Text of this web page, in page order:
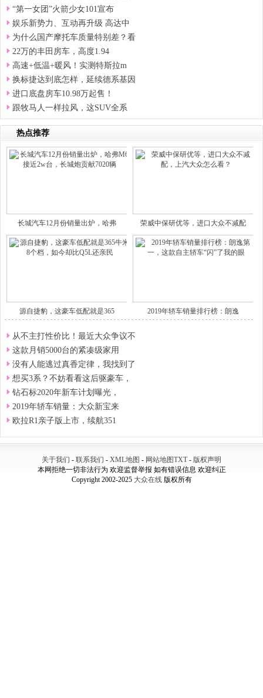
“第一女团”火箭少女101宣布
娱乐新势力、互动再升级 高达中
为什么国产摩托车质量特别差？看
22万的丰田房车，高度1.94
高速+低温+暖风！实测特斯拉m
换标捷达到底怎样，延续德系基因
进口底盘房车10.98万起售！
跟牧马人一样拉风，这SUV全系
热点推荐
长城汽车12月份销量出炉，哈弗 荣威中保研优等，进口大众不减配
源自捷豹，这豪车低配就是365 2019年轿车销量排行榜：朗逸
从不主打性价比！最近大众争议不
这款月销5000台的紧凑级家用
没有人能逃过真香定律，我找到了
想买3系？不妨看看这后驱豪车，
钻石标2020年新车计划曝光，
2019年轿车销量：大众新宝来
欧拉R1亲子版上市，续航351
关于我们 - 联系我们 - XML地图 - 网站地图TXT- 版权声明
本网拒绝一切非法行为 欢迎监督举报 如有错误信息 欢迎纠正
Copyright 2002-2025 大众在线版权所有